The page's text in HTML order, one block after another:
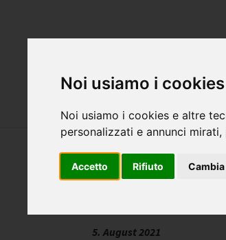
Noi usiamo i cookies
Noi usiamo i cookies e altre
personalizzati e annunci
Accetto Rifiuto
5. August 2021